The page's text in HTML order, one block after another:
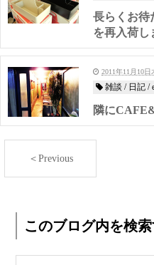
長らくお待
を再入荷し
2011年11月10日
雑談 / 日記 /
隣に
＜Previous
このブログ内を検